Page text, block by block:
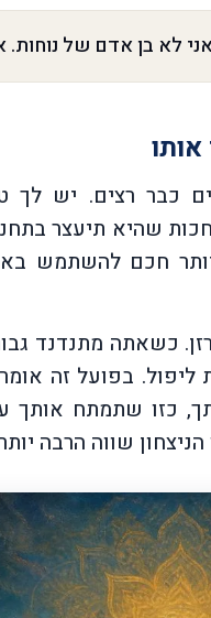
לא בן אדם של נוחות.
כבר רצים. יש לך
שהיא תיעצר
חכם להשתמש
כשאתה מתנדנד
בפועל זה
כזו שתמתח אותך
שווה הרבה